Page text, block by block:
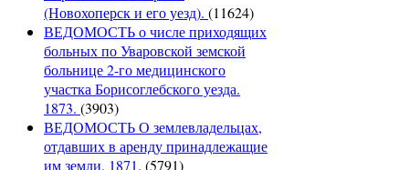
(Новохоперск и его уезд). (11624)
ВЕДОМОСТЬ о числе приходящих
больных по Уваровской земской
больнице 2-го медицинского
участка Борисоглебского уезда.
1873. (3903)
ВЕДОМОСТЬ О землевладельцах,
отдавших в аренду принадлежащие
им земли. 1871. (5791)